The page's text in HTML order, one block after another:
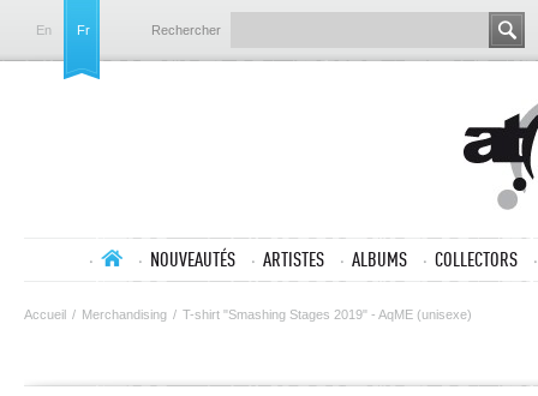
En Fr Rechercher
NOUVEAUTÉS ARTISTES ALBUMS COLLECTORS
Accueil / Merchandising / T-shirt "Smashing Stages 2019" - AqME (unisexe)